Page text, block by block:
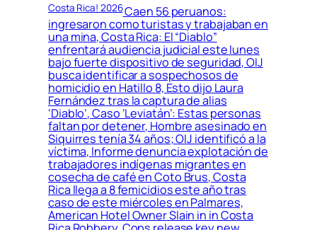
Costa Rica! 2026Caen 56 peruanos:
ingresaron como turistas y trabajaban en
una mina, Costa Rica: El “Diablo”
enfrentará audiencia judicial este lunes
bajo fuerte dispositivo de seguridad, OIJ
busca identificar a sospechosos de
homicidio en Hatillo 8, Esto dijo Laura
Fernández tras la captura de alias
‘Diablo’, Caso ‘Leviatán’: Estas personas
faltan por detener, Hombre asesinado en
Siquirres tenía 34 años; OIJ identificó a la
víctima, Informe denuncia explotación de
trabajadores indígenas migrantes en
cosecha de café en Coto Brus, Costa
Rica llega a 8 femicidios este año tras
caso de este miércoles en Palmares,
American Hotel Owner Slain in in Costa